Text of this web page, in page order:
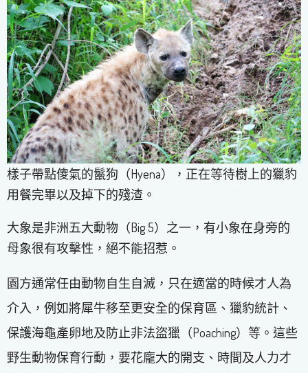
樣子帶點傻氣的鬣狗（Hyena），正在等待樹上的獵豹
用餐完畢以及掉下的殘渣。
大象是非洲五大動物（Big 5）之一，有小象在身旁的
母象很有攻擊性，絕不能招惹。
園方通常任由動物自生自滅，只在適當的時候才人為
介入，例如將犀牛移至更安全的保育區、獵豹統計、
保護海龜產卵地及防止非法盜獵（Poaching）等。這些
野生動物保育行動，要花龐大的開支、時間及人力才